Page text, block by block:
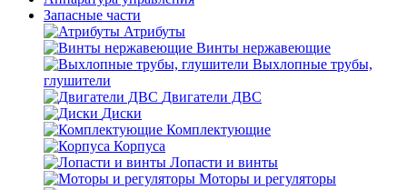
Запасные части
Атрибуты
Винты нержавеющие
Выхлопные трубы,
глушители
Двигатели ДВС
Диски
Комплектующие
Корпуса
Лопасти и винты
Моторы и регуляторы